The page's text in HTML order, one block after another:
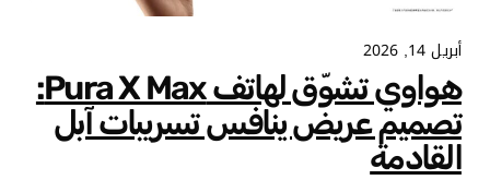
أبريل 14, 2026
هواوي تشوّق لهاتف Pura X Max:
تصميم عريض ينافس تسريبات آبل
القادمة